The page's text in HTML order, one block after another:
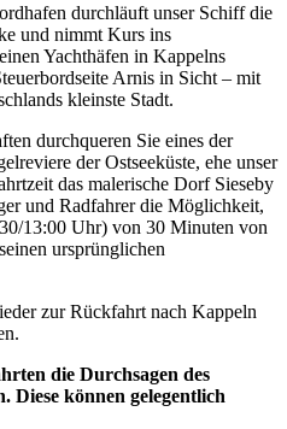
durchläuft unser Schiff die
und nimmt Kurs ins
Yachthäfen in Kappelns
Arnis in Sicht – mit
kleinste Stadt.
durchqueren Sie eines der
der Ostseeküste, ehe unser
das malerische Dorf Sieseby
und Radfahrer die Möglichkeit,
13:00 Uhr) von 30 Minuten von
ursprünglichen
zur Rückfahrt nach Kappeln
die Durchsagen des
Diese können gelegentlich